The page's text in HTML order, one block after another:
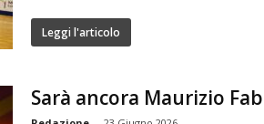
Leggi l'articolo
Sarà ancora Maurizio